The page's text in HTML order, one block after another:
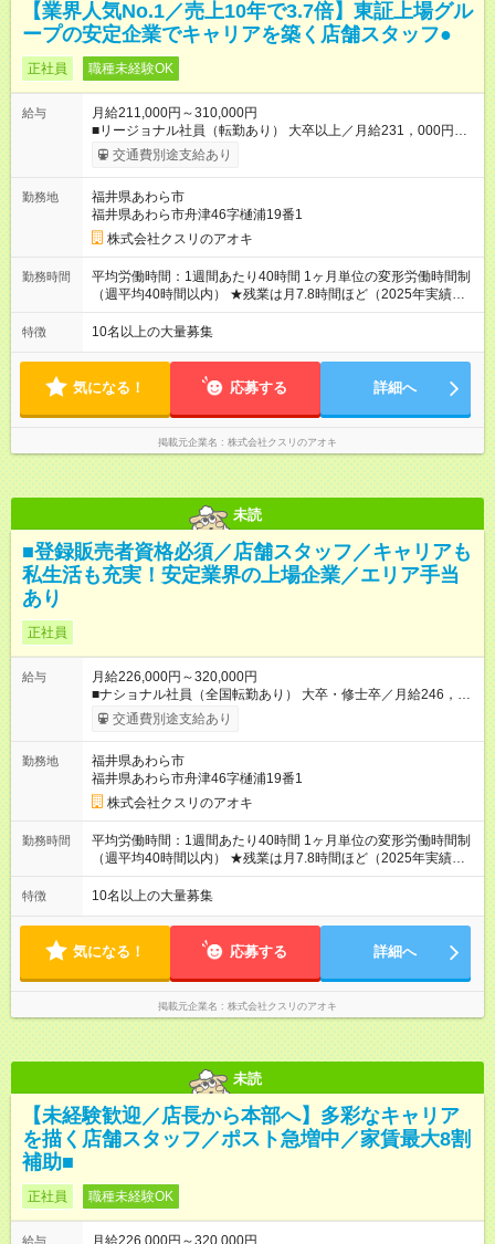
【業界人気No.1／売上10年で3.7倍】東証上場グル
ープの安定企業でキャリアを築く店舗スタッフ●
正社員 職種未経験OK
給与
月給211,000円～310,000円
■リージョナル社員（転勤あり） 大卒以上／月給231，000円～
310，000円 高卒以上／月給211，000円～310，000円 ★エリア
手当（石川県、富山県、福井県、岐阜県、群馬県、茨城県 月1
種手当あり ★登録販売者資格保持者には、別途月1万円支給（実
務経験がない方にも同額を支給） ※ただし、短時間勤務・早番
固定社員は当社規定に従い額が変動 ＝＝＝＝＝＝＝＝＝＝＝＝
＝＝ ★職務給制度で実力次第で収入アップ！ 職務内容に応じて
給与が支払われ、昇格試験なく役職に就いた時点で年収がUPす
る制度です。 約4割の社員が入社3年目で店長に就いています。
交通費別途支給あり
勤務地
福井県あわら市
福井県あわら市舟津46字樋浦19番1
株式会社クスリのアオキ
勤務時間
平均労働時間：1週間あたり40時間 1ヶ月単位の変形労働時間制
（週平均40時間以内） ★残業は月7.8時間ほど（2025年実績）
＜店舗の基本営業時間＞ 9時～22時 ※勤務時間は店舗により異
なります。 ＜シフト例＞ 早番：8時00分～17時00分 中番：11
1ヶ月単位の変形労働時間制（週平均40時間以内） ★残業は月
7.8時間ほど（2025年実績） ＜店舗の基本営業時間＞ 9時～22
時 ※勤務時間は店舗により異なります。 ＜シフト例＞ 早番：8
時00分～17時00分 中番：11時～20時 遅番：13時～22時
特徴 10名以上の大量募集
気になる！ 応募する 詳細へ
掲載元企業名 株式会社クスリのアオキ
未読
■登録販売者資格必須／店舗スタッフ／キャリアも
私生活も充実！安定業界の上場企業／エリア手当
あり
正社員
給与
月給226,000円～320,000円
■ナショナル社員（全国転勤あり） 大卒・修士卒／月給246，
000円～320，000円 高校・短大・専門卒／月給226，000円～
320，000円 ★エリア手当（石川県、富山県、福井県、岐阜県、
途、賞与（年2回）、各種手当あり ★登録販売者資格保持者への
月1万円支給を含む（実務経験がない方にも同額を支給） ※ただ
し、短時間勤務・早番固定社員は当社規定に従い額が変動 ＝＝
＝＝＝＝＝＝＝＝＝＝＝＝ ★職務給制度で実力次第で収入アッ
プ！ 職務内容に応じて給与が支払われ、昇格試験なく役職に就
いた時点で年収がUPする制度です。 約4割の社員が入社3年目で
できます。 ＝＝＝＝＝＝＝＝＝＝＝＝＝＝ 【試用期間】試用期
間なし
交通費別途支給あり
勤務地
福井県あわら市
福井県あわら市舟津46字樋浦19番1
株式会社クスリのアオキ
勤務時間
平均労働時間：1週間あたり40時間 1ヶ月単位の変形労働時間制
（週平均40時間以内） ★残業は月7.8時間ほど（2025年実績）
＜店舗の基本営業時間＞ 9時～22時 ※勤務時間は店舗により異
なります。 ＜シフト例＞ 早番：8時00分～17時00分 中番：11
1ヶ月単位の変形労働時間制（週平均40時間以内） ★残業は月
7.8時間ほど（2025年実績） ＜店舗の基本営業時間＞ 9時～22
時 ※勤務時間は店舗により異なります。 ＜シフト例＞ 早番：8
時00分～17時00分 中番：11時～20時 遅番：13時～22時
特徴 10名以上の大量募集
気になる！ 応募する 詳細へ
掲載元企業名 株式会社クスリのアオキ
未読
【未経験歓迎／店長から本部へ】多彩なキャリア
を描く店舗スタッフ／ポスト急増中／家賃最大8割
補助■
正社員 職種未経験OK
給与
月給226,000円～320,000円